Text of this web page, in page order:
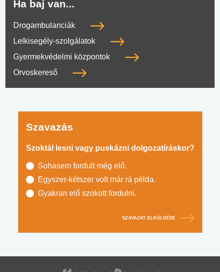
Ha baj van...
Drogambulanciák
Lelkisegély-szolgálatok
Gyermekvédelmi központok
Orvoskereső
Szavazás
Szoktál lesni vagy puskázni dolgozatíráskor?
Sohasem fordult még elő.
Egyszer-kétszer volt már rá példa.
Gyakran elő szokott fordulni.
SZAVAZAT ELKÜLDÉSE